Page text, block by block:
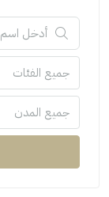
جميع الفئات
جميع المدن